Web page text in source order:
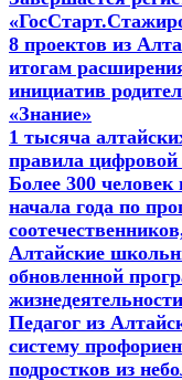
8 проектов из
итогам
инициатив
«Знание»
1 тысяча
правила цифровой
Более 300
начала года по
Алтайские
обновленной
Педагог из
систему
подростков из